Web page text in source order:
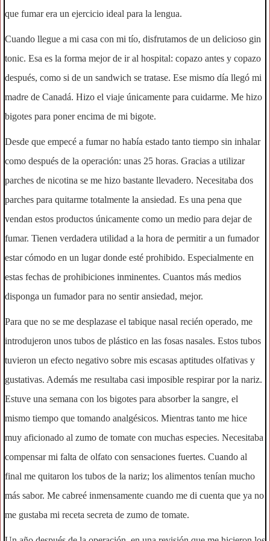
que fumar era un ejercicio ideal para la lengua.
Cuando llegue a mi casa con mi tío, disfrutamos de un delicioso gin
tonic. Esa es la forma mejor de ir al hospital: copazo antes y copazo
después, como si de un sandwich se tratase. Ese mismo día llegó mi
madre de Canadá. Hizo el viaje únicamente para cuidarme. Me hizo
bigotes para poner encima de mi bigote.
Desde que empecé a fumar no había estado tanto tiempo sin inhalar
como después de la operación: unas 25 horas. Gracias a utilizar
parches de nicotina se me hizo bastante llevadero. Necesitaba dos
parches para quitarme totalmente la ansiedad. Es una pena que
vendan estos productos únicamente como un medio para dejar de
fumar. Tienen verdadera utilidad a la hora de permitir a un fumador
estar cómodo en un lugar donde esté prohibido. Especialmente en
estas fechas de prohibiciones inminentes. Cuantos más medios
disponga un fumador para no sentir ansiedad, mejor.
Para que no se me desplazase el tabique nasal recién operado, me
introdujeron unos tubos de plástico en las fosas nasales. Estos tubos
tuvieron un efecto negativo sobre mis escasas aptitudes olfativas y
gustativas. Además me resultaba casi imposible respirar por la nariz.
Estuve una semana con los bigotes para absorber la sangre, el
mismo tiempo que tomando analgésicos. Mientras tanto me hice
muy aficionado al zumo de tomate con muchas especies. Necesitaba
compensar mi falta de olfato con sensaciones fuertes. Cuando al
final me quitaron los tubos de la nariz; los alimentos tenían mucho
más sabor. Me cabreé inmensamente cuando me di cuenta que ya no
me gustaba mi receta secreta de zumo de tomate.